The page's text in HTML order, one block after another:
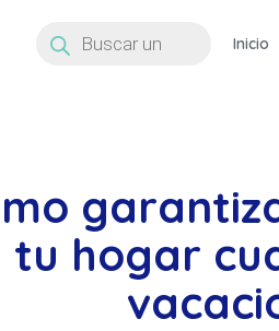
de
productos
Inicio
tu hogar